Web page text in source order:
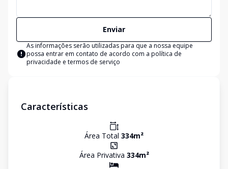
Enviar
As informações serão utilizadas para que a nossa equipe
possa entrar em contato de acordo com a política de
privacidade e termos de serviço
Características
Área Total 334m²
Área Privativa 334m²